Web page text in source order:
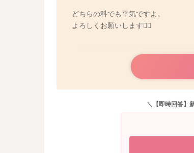
どちらの科でも平気ですよ。
よろしくお願いします🙇‍♂️
＼【即時回答】